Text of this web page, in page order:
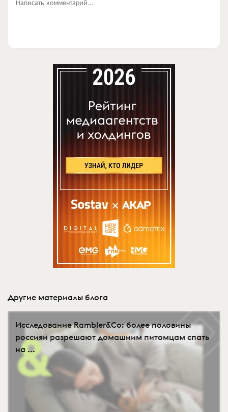
Написать комментарий...
Другие материалы блога
Исследование Rambler&Co: более половины
россиян разрешают домашним питомцам спать
на ...